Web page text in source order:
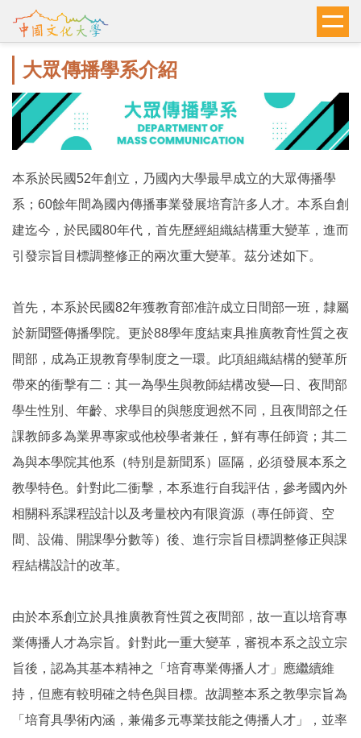
到
內
容
大眾傳播學系介紹
本系於民國52年創立，乃國內大學最早成立的大眾傳播學
系；60餘年間為國內傳播事業發展培育許多人才。本系自創
建迄今，於民國80年代，首先歷經組織結構重大變革，進而
引發宗旨目標調整修正的兩次重大變革。茲分述如下。
首先，本系於民國82年獲教育部准許成立日間部一班，隸屬
於新聞暨傳播學院。更於88學年度結束具推廣教育性質之夜
間部，成為正規教育學制度之一環。此項組織結構的變革所
帶來的衝擊有二：其一為學生與教師結構改變—日、夜間部
學生性別、年齡、求學目的與態度迥然不同，且夜間部之任
課教師多為業界專家或他校學者兼任，鮮有專任師資；其二
為與本學院其他系（特別是新聞系）區隔，必須發展本系之
教學特色。針對此二衝擊，本系進行自我評估，參考國內外
相關科系課程設計以及考量校內有限資源（專任師資、空
間、設備、開課學分數等）後、進行宗旨目標調整修正與課
程結構設計的改革。
由於本系創立於具推廣教育性質之夜間部，故一直以培育專
業傳播人才為宗旨。針對此一重大變革，審視本系之設立宗
旨後，認為其基本精神之「培育專業傳播人才」應繼續維
持，但應有較明確之特色與目標。故調整本系之教學宗旨為
「培育具學術內涵，兼備多元專業技能之傳播人才」，並率